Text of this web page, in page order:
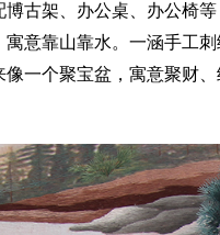
古架、办公桌、办公椅
意靠山靠水。一涵手工
一个聚宝盆，寓意聚财